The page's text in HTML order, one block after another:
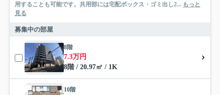
用することも可能です。共用部には宅配ボックス・ゴミ出し2... もっと
見る
募集中の部屋
8階
7.3万円
8階 / 20.97㎡ / 1K
10階